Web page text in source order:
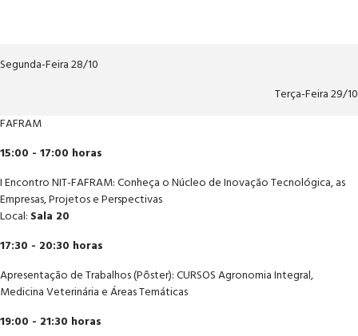
Segunda-Feira 28/10
Terça-Feira 29/10
FAFRAM
15:00 - 17:00 horas
I Encontro NIT-FAFRAM: Conheça o Núcleo de Inovação Tecnológica, as
Empresas, Projetos e Perspectivas
Local: Sala 20
17:30 - 20:30 horas
Apresentação de Trabalhos (Pôster): CURSOS Agronomia Integral,
Medicina Veterinária e Áreas Temáticas
19:00 - 21:30 horas